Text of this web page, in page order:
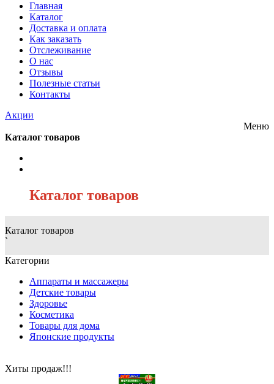
Главная
Каталог
Доставка и оплата
Как заказать
Отслеживание
О нас
Отзывы
Полезные статьи
Контакты
Акции
Меню
Каталог товаров
Каталог товаров
Каталог товаров
`
Категории
Аппараты и массажеры
Детские товары
Здоровье
Косметика
Товары для дома
Японские продукты
Хиты продаж!!!